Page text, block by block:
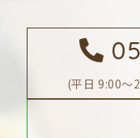
平日 9:00